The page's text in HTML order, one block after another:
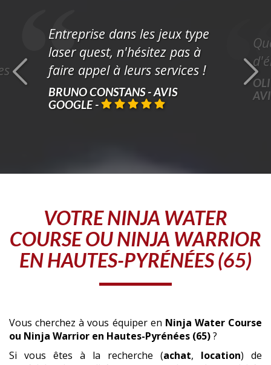
Entreprise dans les jeux type
laser quest, n'hésitez pas à
faire appel à leurs services !
BRUNO CONSTANS - AVIS
VOTRENINJA WATER
COURSE OU NINJA WARRIOR
EN HAUTES-PYRÉNÉES (65)
Vous cherchez à vous équiper en Ninja Water Course
ou Ninja Warrior
en Hautes-Pyrénées (65) ?